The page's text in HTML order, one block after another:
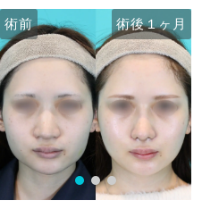
いで目立たなくなります。 稀
に感染がありますが、そのよ
うな際は責任を持って当院で
治療します。 仕上がりには個
人差があるので、手術を受け
た人全員がこの写真の様な変
化をするわけではありません
のでご注意下さい。 カウンセ
リングにて診察させていただ
いた上でその方一人一人の状
態をふまえて、治療法をご提
案します。
術前 術後１ヶ月
術前 術後６ヶ月